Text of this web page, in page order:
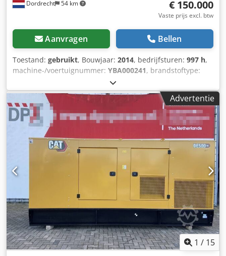
Dordrecht 54 km € 150.000
Vaste prijs excl. btw
Aanvragen Bellen
Toestand: gebruikt, Bouwjaar: 2014, bedrijfsturen: 997 h,
machine-/voertuignummer: YBA000241, brandstoftype:
Caterpillar 3512
Toepassingsgebied: bouw Leeggewicht: 14.000 kg
Generatorvermogen: 1.250 kVA Afmetingen laadruimte:
565 x 220 x 230 cm Productieland: VS Neem contact op met
Team DPX voor meer informatie. Chjdpfezmlpbex Ammoa =
Verdere opties en accessoires = - Bedieningspaneel
Advertentie
1 / 15